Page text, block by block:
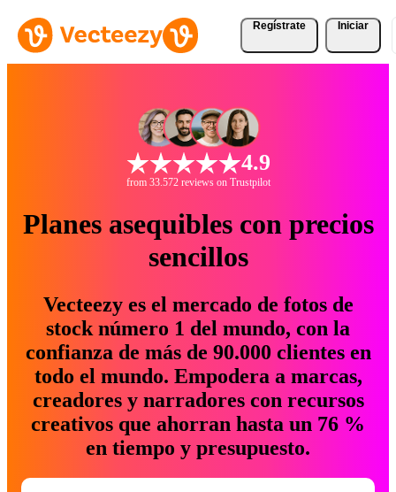
Regístrate Iniciar
4.9
from 33.572 reviews on Trustpilot
Planes asequibles con precios
sencillos
Vecteezy es el mercado de fotos de
stock número 1 del mundo, con la
confianza de más de 90.000 clientes en
todo el mundo. Empodera a marcas,
creadores y narradores con recursos
creativos que ahorran hasta un 76 %
en tiempo y presupuesto.